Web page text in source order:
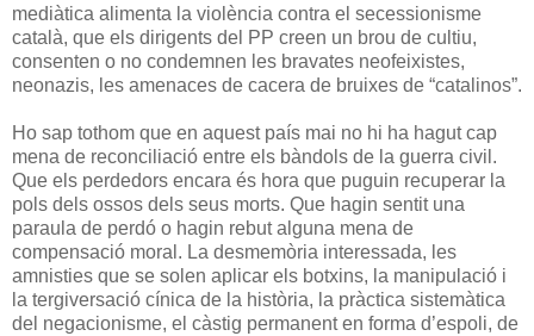
mediàtica alimenta la violència contra el secessionisme
català, que els dirigents del PP creen un brou de cultiu,
consenten o no condemnen les bravates neofeixistes,
neonazis, les amenaces de cacera de bruixes de “catalinos”.
Ho sap tothom que en aquest país mai no hi ha hagut cap
mena de reconciliació entre els bàndols de la guerra civil.
Que els perdedors encara és hora que puguin recuperar la
pols dels ossos dels seus morts. Que hagin sentit una
paraula de perdó o hagin rebut alguna mena de
compensació moral. La desmemòria interessada, les
amnisties que se solen aplicar els botxins, la manipulació i
la tergiversació cínica de la història, la pràctica sistemàtica
del negacionisme, el càstig permanent en forma d’espoli, de